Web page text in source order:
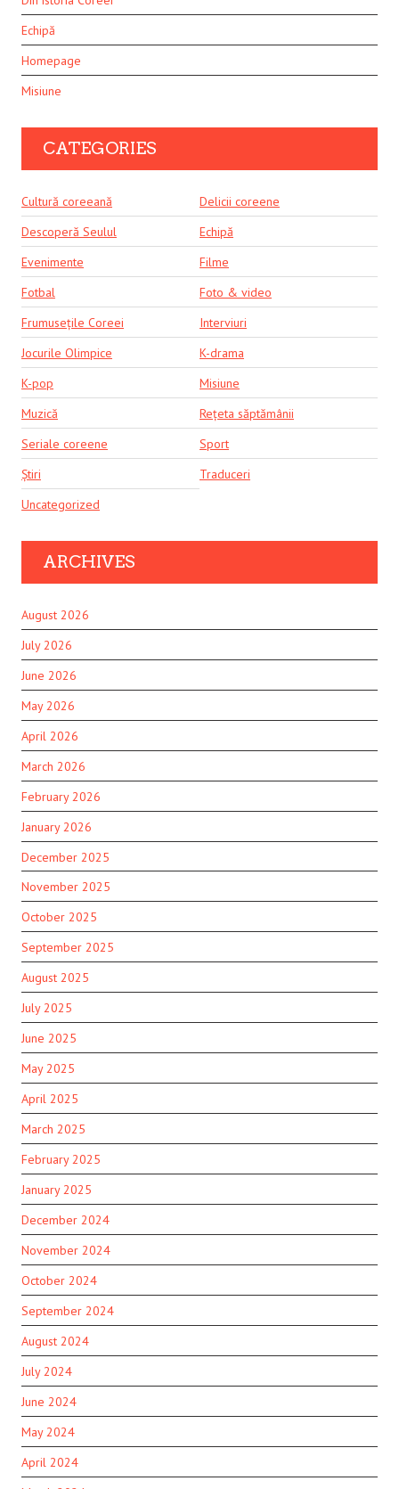
Echipă
Homepage
Misiune
CATEGORIES
Cultură coreeană
Delicii coreene
Descoperă Seulul
Echipă
Evenimente
Filme
Fotbal
Foto & video
Frumusețile Coreei
Interviuri
Jocurile Olimpice
K-drama
K-pop
Misiune
Muzică
Rețeta săptămânii
Seriale coreene
Sport
Știri
Traduceri
Uncategorized
ARCHIVES
August 2026
July 2026
June 2026
May 2026
April 2026
March 2026
February 2026
January 2026
December 2025
November 2025
October 2025
September 2025
August 2025
July 2025
June 2025
May 2025
April 2025
March 2025
February 2025
January 2025
December 2024
November 2024
October 2024
September 2024
August 2024
July 2024
June 2024
May 2024
April 2024